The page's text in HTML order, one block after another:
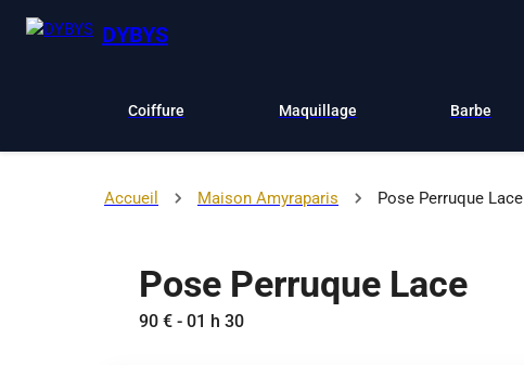
DYBYS
Coiffure Maquillage Barbe
Accueil Maison Amyraparis Pose Perruque Lace
Pose Perruque Lace
90 € - 01 h 30